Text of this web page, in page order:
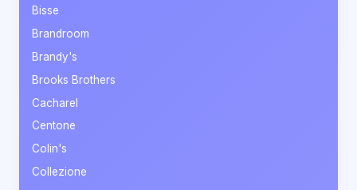
Bisse
Brandroom
Brandy's
Brooks Brothers
Cacharel
Centone
Colin's
Collezione